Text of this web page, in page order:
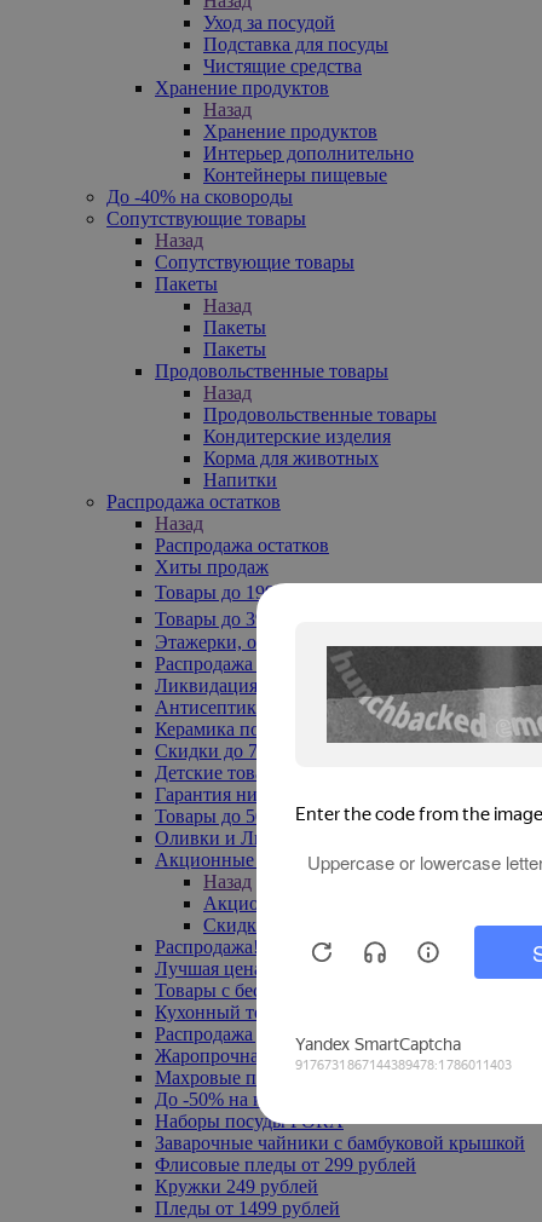
Уход за посудой
Подставка для посуды
Чистящие средства
Хранение продуктов
Назад
Хранение продуктов
Интерьер дополнительно
Контейнеры пищевые
До -40% на сковороды
Сопутствующие товары
Назад
Сопутствующие товары
Пакеты
Назад
Пакеты
Пакеты
Продовольственные товары
Назад
Продовольственные товары
Кондитерские изделия
Корма для животных
Напитки
Распродажа остатков
Назад
Распродажа остатков
Хиты продаж
Товары до 199₽
Товары до 399₽
Этажерки, обувницы
Распродажа текстиля до -50%
Ликвидация до -70%
Антисептики
Керамика по 129 руб
Скидки до 70%
Детские товары
Гарантия низкой цены
Товары до 500 руб
Оливки и Лимоны
Акционные товары
Назад
Акционные товары
Скидка 20% по промокоду
Распродажа! Ульяновск до -70%
Лучшая цена
Товары с бесплатной доставкой
Кухонный текстиль
Распродажа до -50%
Жаропрочная посуда
Махровые полотенца
До -50% на ковры
Наборы посуды FORA
Заварочные чайники с бамбуковой крышкой
Флисовые пледы от 299 рублей
Кружки 249 рублей
Пледы от 1499 рублей